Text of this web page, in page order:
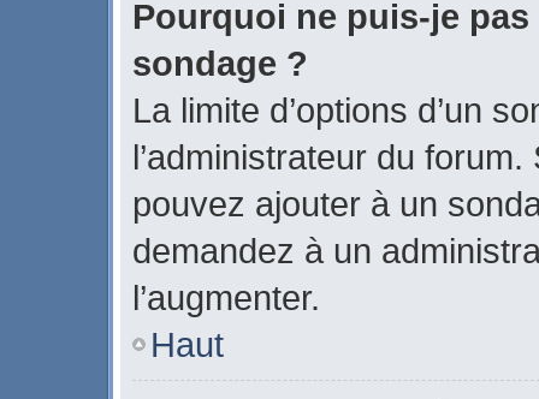
Pourquoi ne puis-je
sondage ?
La limite d’options d’un
l’administrateur du
pouvez ajouter à un
demandez à un
l’augmenter.
Haut